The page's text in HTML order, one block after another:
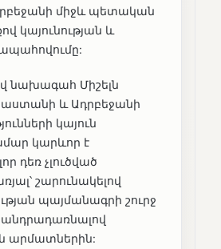
միջև պետական
կայունության և
նախագահ Միշելն
և Ադրբեջանի
կայուն
կարևոր է
դեռ չլուծված
շարունակելով
պայմանագրի շուրջ
անդրադառնալով
արմատներին: